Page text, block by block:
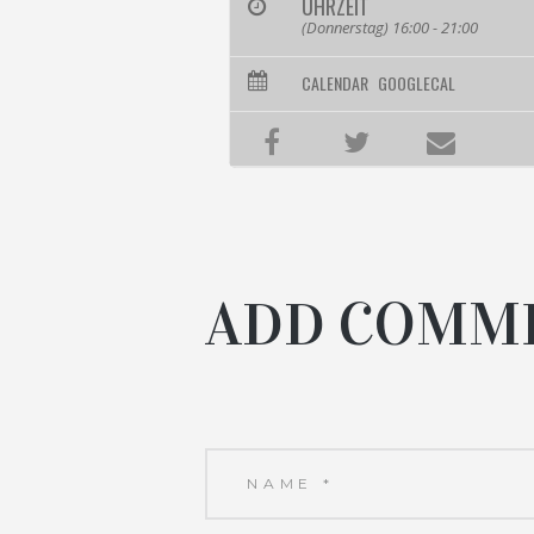
(Donnerstag) 16:00 - 21:00
CALENDAR GOOGLECAL
ADD